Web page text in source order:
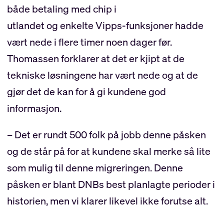
både betaling med chip i
utlandet og enkelte Vipps-funksjoner hadde
vært nede i flere timer noen dager før.
Thomassen forklarer at det er kjipt at de
tekniske løsningene har vært nede og at de
gjør det de kan for å gi kundene god
informasjon.
– Det er rundt 500 folk på jobb denne påsken
og de står på for at kundene skal merke så lite
som mulig til denne migreringen. Denne
påsken er blant DNBs best planlagte perioder i
historien, men vi klarer likevel ikke forutse alt.